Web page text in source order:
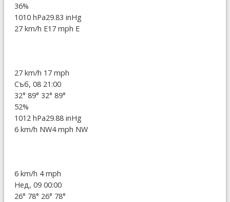
36%
1010 hPa29.83 inHg
27 km/h E17 mph E
27 km/h 17 mph
Съб, 08 21:00
32° 89° 32° 89°
52%
1012 hPa29.88 inHg
6 km/h NW4 mph NW
6 km/h 4 mph
Нед, 09 00:00
26° 78° 26° 78°